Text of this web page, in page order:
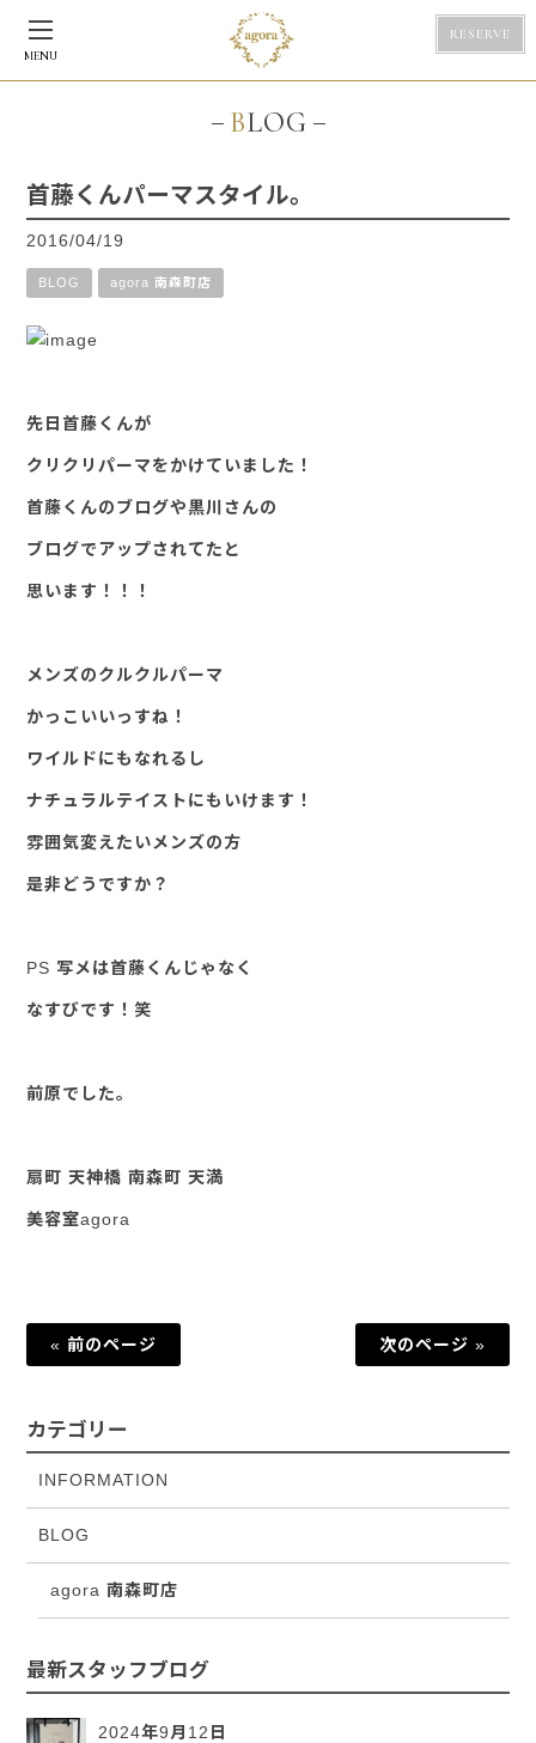
MENU
RESERVE
BLOG
首藤くんパーマスタイル。
2016/04/19
BLOG agora 南森町店
先日首藤くんが
クリクリパーマをかけていました！
首藤くんのブログや黒川さんの
ブログでアップされてたと
思います！！！
メンズのクルクルパーマ
かっこいいっすね！
ワイルドにもなれるし
ナチュラルテイストにもいけます！
雰囲気変えたいメンズの方
是非どうですか？
PS 写メは首藤くんじゃなく
なすびです！笑
前原でした。
扇町 天神橋 南森町 天満
美容室agora
« 前のページ 次のページ »
カテゴリー
INFORMATION
BLOG
agora 南森町店
最新スタッフブログ
2024年9月12日